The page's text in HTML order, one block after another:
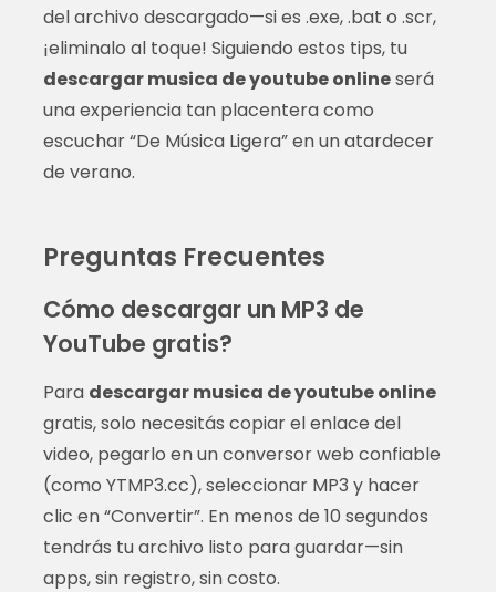
del archivo descargado—si es .exe, .bat o .scr,
¡eliminalo al toque! Siguiendo estos tips, tu
descargar musica de youtube onlineserá
una experiencia tan placentera como
escuchar “De Música Ligera” en un atardecer
de verano.
Preguntas Frecuentes
Cómo descargar un MP3 de
YouTube gratis?
Para descargar musica de youtube online
gratis, solo necesitás copiar el enlace del
video, pegarlo en un conversor web confiable
(como YTMP3.cc), seleccionar MP3 y hacer
clic en “Convertir”. En menos de 10 segundos
tendrás tu archivo listo para guardar—sin
apps, sin registro, sin costo.